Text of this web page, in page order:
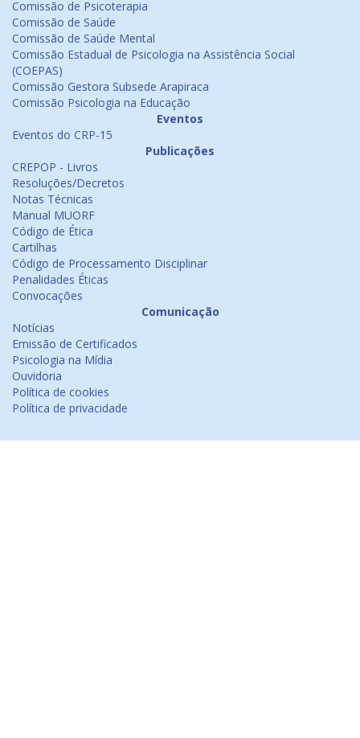
Comissão de Psicoterapia
Comissão de Saúde
Comissão de Saúde Mental
Comissão Estadual de Psicologia na Assistência Social
(COEPAS)
Comissão Gestora Subsede Arapiraca
Comissão Psicologia na Educação
Eventos
Eventos do CRP-15
Publicações
CREPOP - Livros
Resoluções/Decretos
Notas Técnicas
Manual MUORF
Código de Ética
Cartilhas
Código de Processamento Disciplinar
Penalidades Éticas
Convocações
Comunicação
Notícias
Emissão de Certificados
Psicologia na Mídia
Ouvidoria
Política de cookies
Política de privacidade